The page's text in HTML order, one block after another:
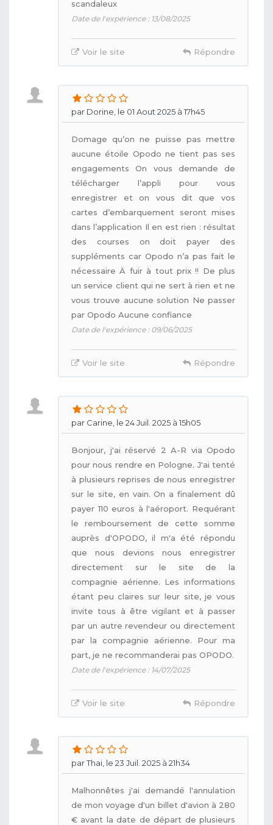
scandaleux
Date de l'expérience : 13/08/2025
Voir le site Répondre
par Dorine, le 01 Aout 2025 à 17h45
Domage qu’on ne puisse pas mettre
aucune étoile Opodo ne tient pas ses
engagements On vous demande de
télécharger l’appli pour vous
enregistrer et on vous dit que vos
cartes d’embarquement seront mises
dans l’application Il en est rien : résultat
des courses on doit payer des
suppléments car Opodo n’a pas fait le
nécessaire À fuir à tout prix !! De plus
un service client qui ne sert à rien et ne
vous trouve aucune solution Ne passer
par Opodo Aucune confiance
Date de l'expérience : 09/06/2025
Voir le site Répondre
par Carine, le 24 Juil. 2025 à 15h05
Bonjour, j'ai réservé 2 A-R via Opodo
pour nous rendre en Pologne. J'ai tenté
à plusieurs reprises de nous enregistrer
sur le site, en vain. On a finalement dû
payer 110 euros à l'aéroport. Requérant
le remboursement de cette somme
auprès d'OPODO, il m'a été répondu
que nous devions nous enregistrer
directement sur le site de la
compagnie aérienne. Les informations
étant peu claires sur leur site, je vous
invite tous à être vigilant et à passer
par un autre revendeur ou directement
par la compagnie aérienne. Pour ma
part, je ne recommanderai pas OPODO.
Date de l'expérience : 14/07/2025
Voir le site Répondre
par Thai, le 23 Juil. 2025 à 21h34
Malhonnêtes j'ai demandé l'annulation
de mon voyage d'un billet d'avion à 280
€ avant la date de départ de plusieurs